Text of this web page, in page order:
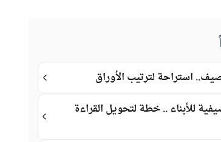
استراحة لترتيب الأوراق
للأبناء .. خطة لتحويل القراءة